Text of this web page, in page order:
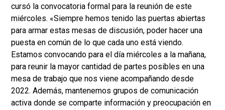
cursó la convocatoria formal para la reunión de este
miércoles. «Siempre hemos tenido las puertas abiertas
para armar estas mesas de discusión, poder hacer una
puesta en común de lo que cada uno está viendo.
Estamos convocando para el día miércoles a la mañana,
para reunir la mayor cantidad de partes posibles en una
mesa de trabajo que nos viene acompañando desde
2022. Además, mantenemos grupos de comunicación
activa donde se comparte información y preocupación en